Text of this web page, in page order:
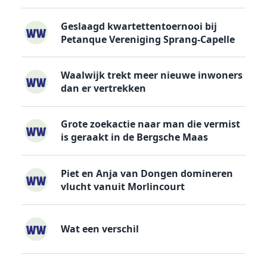
Geslaagd kwartettentoernooi bij
Petanque Vereniging Sprang-Capelle
Waalwijk trekt meer nieuwe inwoners
dan er vertrekken
Grote zoekactie naar man die vermist
is geraakt in de Bergsche Maas
Piet en Anja van Dongen domineren
vlucht vanuit Morlincourt
Wat een verschil